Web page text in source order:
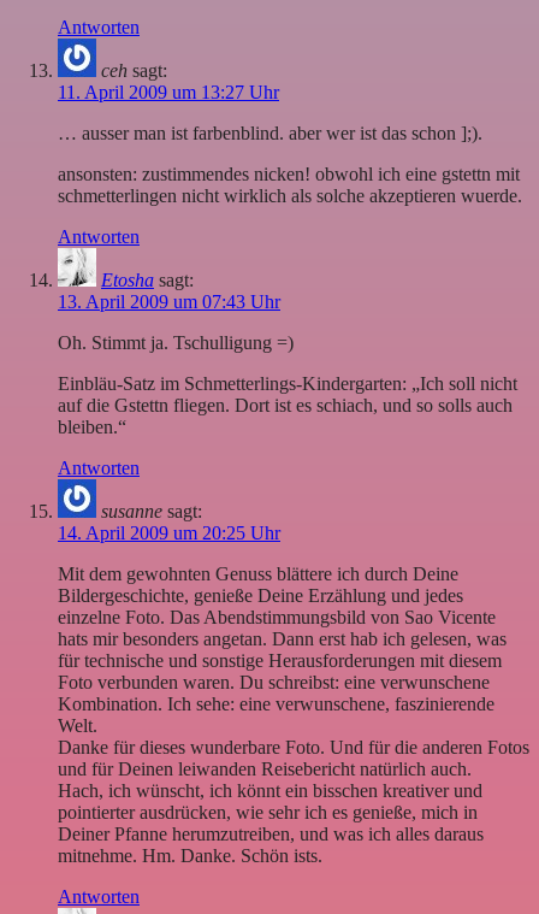
Antworten
ceh sagt:
11. April 2009 um 13:27 Uhr
… ausser man ist farbenblind. aber wer ist das schon ];).
ansonsten: zustimmendes nicken! obwohl ich eine gstettn mit
schmetterlingen nicht wirklich als solche akzeptieren wuerde.
Antworten
Etosha sagt:
13. April 2009 um 07:43 Uhr
Oh. Stimmt ja. Tschulligung =)
Einbläu-Satz im Schmetterlings-Kindergarten: „Ich soll nicht
auf die Gstettn fliegen. Dort ist es schiach, und so solls auch
bleiben.“
Antworten
susanne sagt:
14. April 2009 um 20:25 Uhr
Mit dem gewohnten Genuss blättere ich durch Deine
Bildergeschichte, genieße Deine Erzählung und jedes
einzelne Foto. Das Abendstimmungsbild von Sao Vicente
hats mir besonders angetan. Dann erst hab ich gelesen, was
für technische und sonstige Herausforderungen mit diesem
Foto verbunden waren. Du schreibst: eine verwunschene
Kombination. Ich sehe: eine verwunschene, faszinierende
Welt.
Danke für dieses wunderbare Foto. Und für die anderen Fotos
und für Deinen leiwanden Reisebericht natürlich auch.
Hach, ich wünscht, ich könnt ein bisschen kreativer und
pointierter ausdrücken, wie sehr ich es genieße, mich in
Deiner Pfanne herumzutreiben, und was ich alles daraus
mitnehme. Hm. Danke. Schön ists.
Antworten